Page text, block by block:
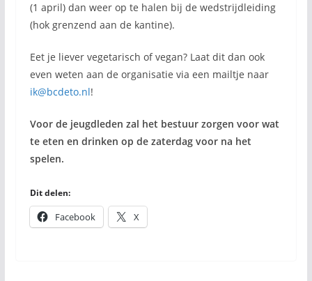
(1 april) dan weer op te halen bij de wedstrijdleiding
(hok grenzend aan de kantine).
Eet je liever vegetarisch of vegan? Laat dit dan ook
even weten aan de organisatie via een mailtje naar
ik@bcdeto.nl!
Voor de jeugdleden zal het bestuur zorgen voor wat
te eten en drinken op de zaterdag voor na het
spelen.
Dit delen:
Facebook X